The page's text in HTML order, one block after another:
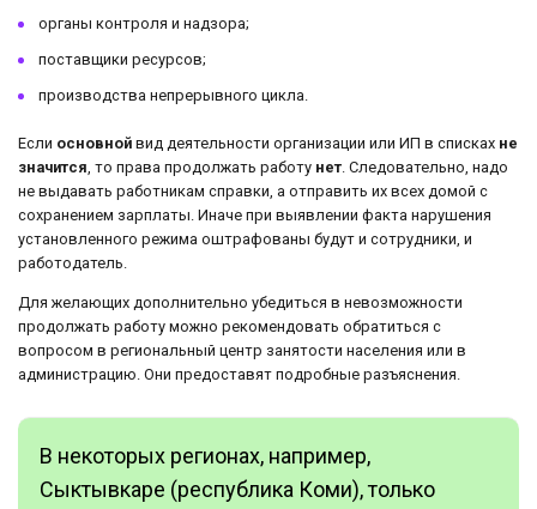
органы контроля и надзора;
поставщики ресурсов;
производства непрерывного цикла.
Если основной вид деятельности организации или ИП в списках не
значится, то права продолжать работу нет. Следовательно, надо
не выдавать работникам справки, а отправить их всех домой с
сохранением зарплаты. Иначе при выявлении факта нарушения
установленного режима оштрафованы будут и сотрудники, и
работодатель.
Для желающих дополнительно убедиться в невозможности
продолжать работу можно рекомендовать обратиться с
вопросом в региональный центр занятости населения или в
администрацию. Они предоставят подробные разъяснения.
В некоторых регионах, например,
Сыктывкаре (республика Коми), только